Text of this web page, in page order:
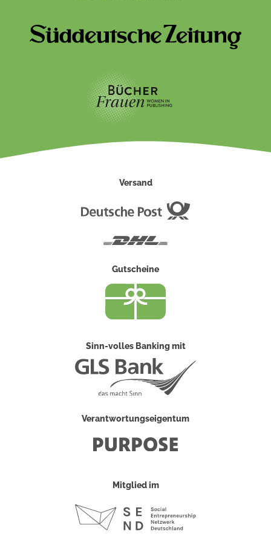
Versand
Gutscheine
Sinn-volles Banking mit
Verantwortungseigentum
Mitglied im